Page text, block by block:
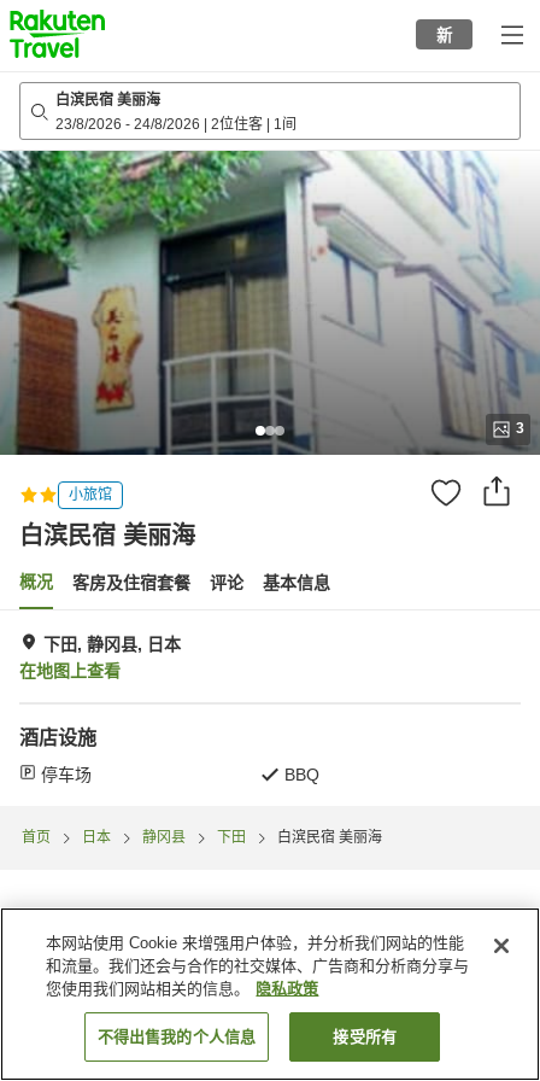
to
top
page
新
白滨民宿 美丽海
23/8/2026 - 24/8/2026 2位住客 1间
3
小旅馆
白滨民宿 美丽海
概况 客房及住宿套餐 评论 基本信息
下田, 静冈县, 日本
在地图上查看
酒店设施
停车场 BBQ
首页 日本 静冈县 下田 白滨民宿 美丽海
搜索客房
本网站使用 Cookie 来增强用户体验，并分析我们网站的性能
和流量。我们还会与合作的社交媒体、广告商和分析商分享与
您使用我们网站相关的信息。
隐私政策
不得出售我的个人信息 接受所有